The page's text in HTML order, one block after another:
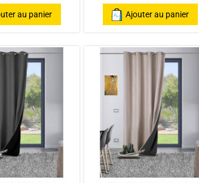
au panier
Ajouter au panier